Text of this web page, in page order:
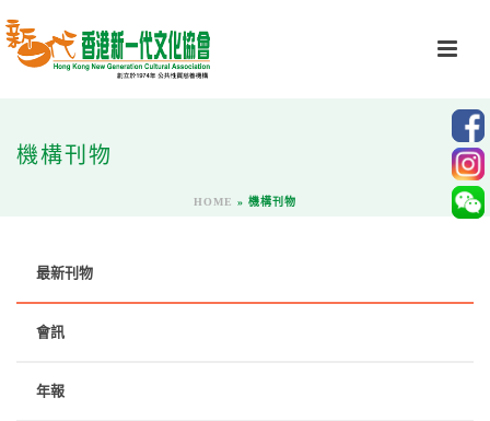
機構刊物
HOME » 機構刊物
最新刊物
會訊
年報